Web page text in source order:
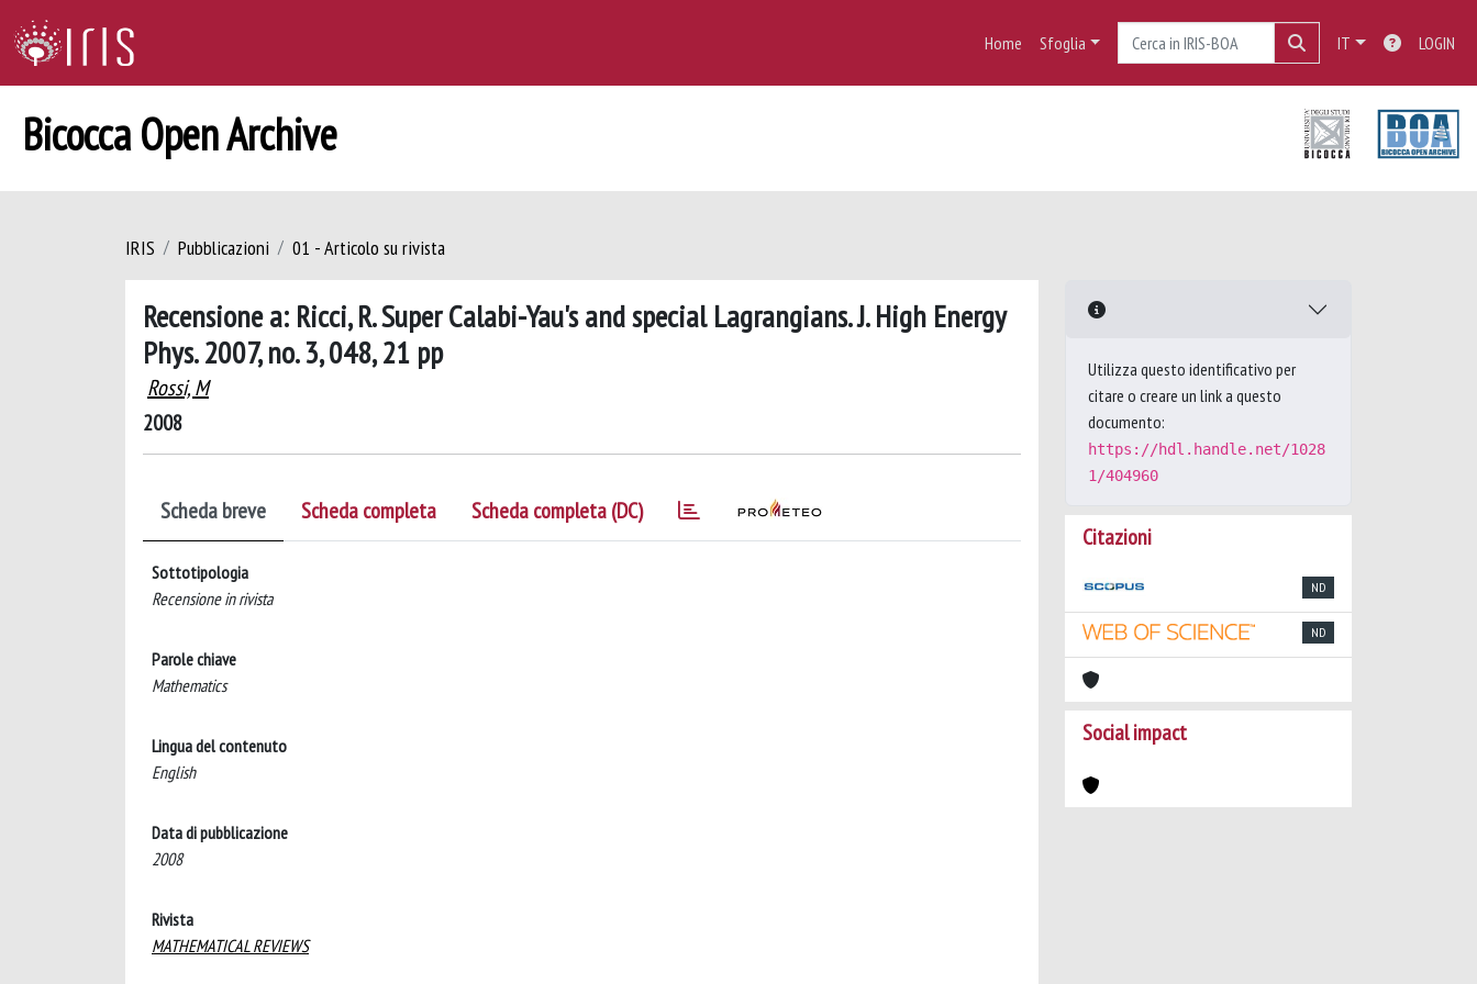
Home Sfoglia IT LOGIN
Bicocca Open Archive
IRIS Pubblicazioni 01 - Articolo su rivista
Recensione a: Ricci, R. Super Calabi-Yau's and special Lagrangians. J. High Energy
Phys. 2007, no. 3, 048, 21 pp
Rossi, M
2008
Scheda breve Scheda completa Scheda completa (DC)
Sottotipologia
Recensione in rivista
Parole chiave
Mathematics
Lingua del contenuto
English
Data di pubblicazione
2008
Rivista
MATHEMATICAL REVIEWS
Utilizza questo identificativo per
citare o creare un link a questo
documento:
https://hdl.handle.net/1028
1/404960
Citazioni
ND
ND
Social impact